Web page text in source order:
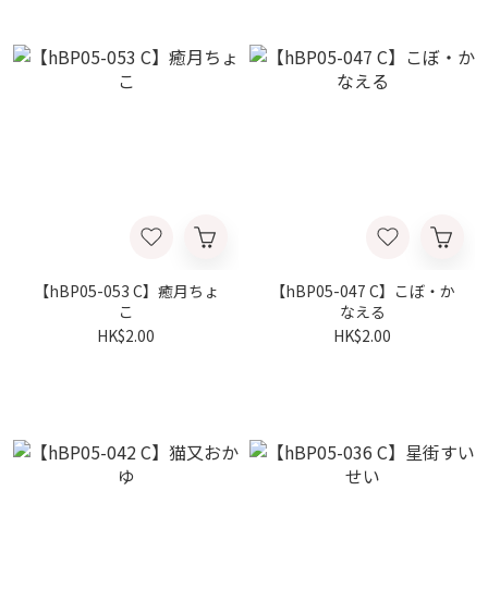
【hBP05-053 C】癒月ちょ
こ
HK$2.00
【hBP05-047 C】こぼ・か
なえる
HK$2.00